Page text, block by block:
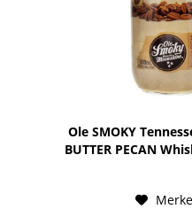
Ole SMOKY
BUTTER PECAN